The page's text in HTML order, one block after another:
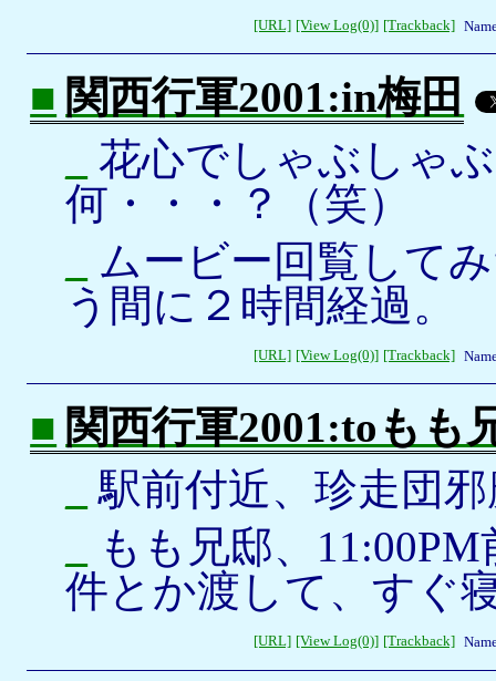
[URL] [View Log(0)] [Trackback]
■ 関西行軍2001:in梅田
花心でしゃぶしゃ
何・・・？（笑）
ムービー回覧して
う間に２時間経過。
[URL] [View Log(0)] [Trackback]
■ 関西行軍2001:toもも
駅前付近、珍走団
もも兄邸、
件とか渡して、すぐ
[URL] [View Log(0)] [Trackback]